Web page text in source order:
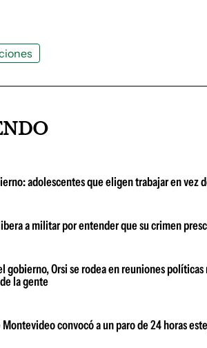
adolescentes que eligen trabajar en vez
a militar por entender que su crimen
gobierno, Orsi se rodea en reuniones
la gente
convocó a un paro de 24 horas